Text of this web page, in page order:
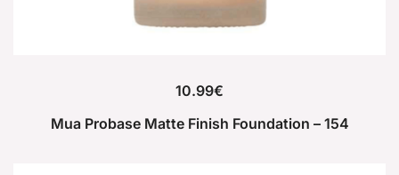
10.99€
Mua Probase Matte Finish Foundation – 154